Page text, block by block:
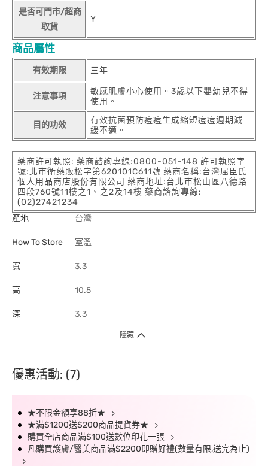
是否可門市/超商
取貨
Y
商品屬性
有效期限 三年
注意事項
敏感肌膚小心使用。3歲以下嬰幼兒不得
使用。
目的功效
有效抗菌預防痘痘生成縮短痘痘週期減
緩不適。
藥商許可執照: 藥商諮詢專線:0800-051-148 許可執照字
號:北市衛藥販松字第620101C611號 藥商名稱:台灣屈臣氏
個人用品商店股份有限公司 藥商地址:台北市松山區八德路
四段760號11樓之1、之2及14樓 藥商諮詢專線:
(02)27421234
產地
台灣
How To Store 室溫
寬 3.3
高 10.5
深 3.3
隱藏
優惠活動: (7)
★不限金額享88折★
★滿$1200送$200商品提貨券★
購買全店商品滿$100送數位印花一張
凡購買護膚/醫美商品滿$2200即贈好禮(數量有限,送完為止)